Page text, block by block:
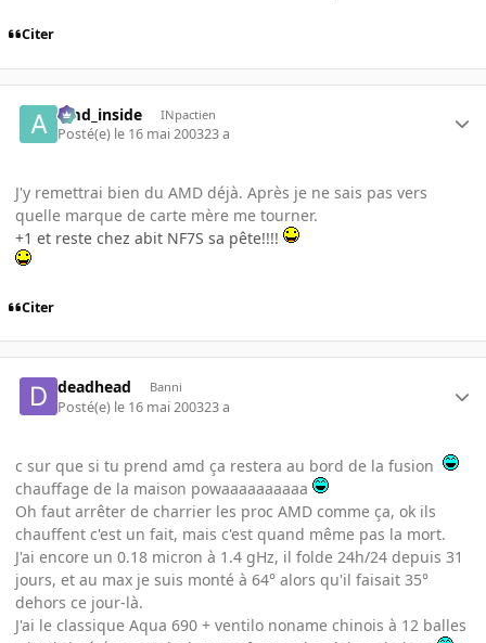
Citer
amd_inside INpactien
Posté(e) le 16 mai 200323 a
J'y remettrai bien du AMD déjà. Après je ne sais pas vers
quelle marque de carte mère me tourner.
+1 et reste chez abit NF7S sa pête!!!!
Citer
deadhead Banni
Posté(e) le 16 mai 200323 a
c sur que si tu prend amd ça restera au bord de la fusion
chauffage de la maison powaaaaaaaaaa
Oh faut arrêter de charrier les proc AMD comme ça, ok ils
chauffent c'est un fait, mais c'est quand même pas la mort.
J'ai encore un 0.18 micron à 1.4 gHz, il folde 24h/24 depuis 31
jours, et au max je suis monté à 64° alors qu'il faisait 35°
dehors ce jour-là.
J'ai le classique Aqua 690 + ventilo noname chinois à 12 balles